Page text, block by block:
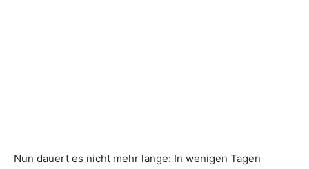
Nun dauert es nicht mehr lange: In wenigen Tagen